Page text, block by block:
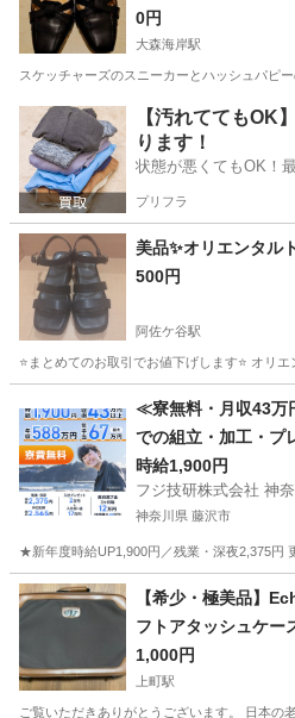
0円
大森海岸駅
スケッチャーズのスニーカーとハッシュパピ
東京 品川区 大森海岸駅 靴
【汚れててもOK
ります！
状態が悪くてもOK！
プリフラ
500円
阿佐ケ谷駅
⭐️まとめてのお取引でお値下げします⭐️ オリ
阿佐ケ谷駅 靴
≪寮無料・月収43万
での組立・加工・プ
時給1,900円
フジ技研株式会社 神
神奈川県 藤沢市
★新年度時給UP1,900円／残業・深夜2,375円
神奈川 藤沢市 その他
【希少・極美品】
フトアタッシュケー
1,000円
上町駅
ご覧いただきありがとうございます。 日本の